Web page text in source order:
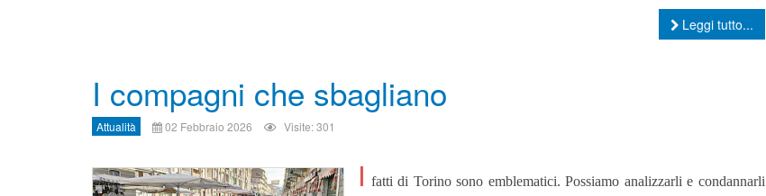
Leggi tutto...
I compagni che sbagliano
Attualità 02 Febbraio 2026 Visite: 301
I fatti di Torino sono emblematici. Possiamo analizzarli e condannarli